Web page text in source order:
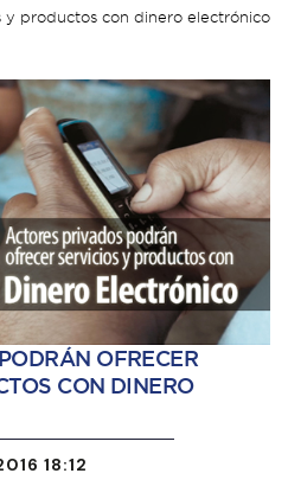
y productos con dinero electrónico
OFRECER
CON DINERO
18:12